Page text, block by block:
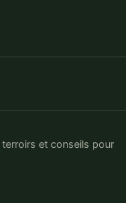
terroirs et conseils pour